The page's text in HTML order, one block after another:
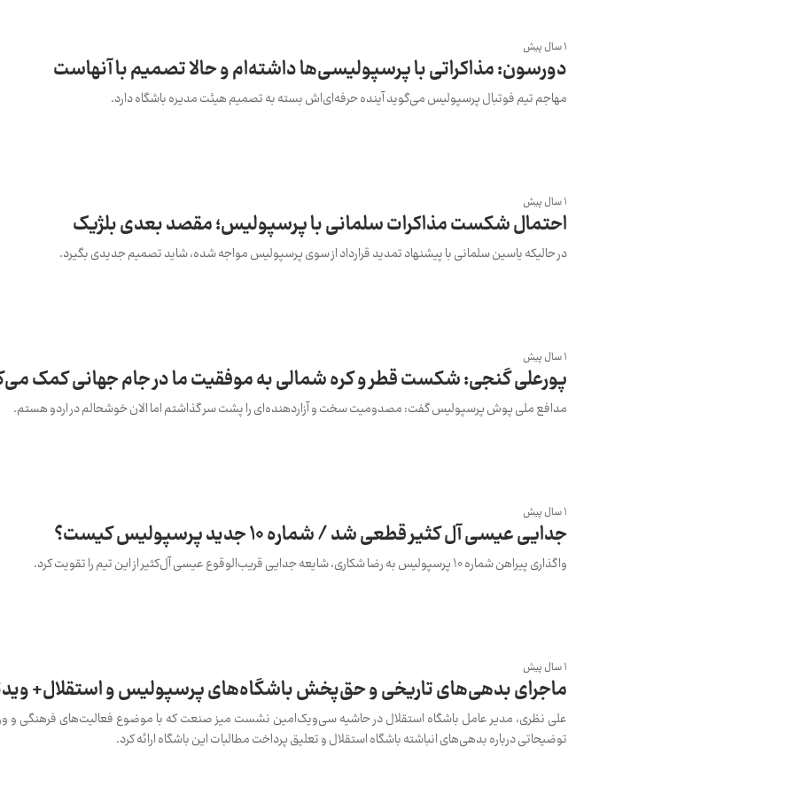
1 سال پیش
دورسون: مذاکراتی با پرسپولیسی‌ها داشته‌ام و حالا تصمیم با آنهاست
مهاجم تیم فوتبال پرسپولیس می‌گوید آینده حرفه‌ای‌اش بسته به تصمیم هیئت مدیره باشگاه دارد.
1 سال پیش
احتمال شکست مذاکرات سلمانی با پرسپولیس؛ مقصد بعدی بلژیک
در حالیکه یاسین سلمانی با پیشنهاد تمدید قرارداد از سوی پرسپولیس مواجه شده، شاید تصمیم جدیدی بگیرد.
1 سال پیش
پورعلی گنجی: شکست قطر و کره شمالی به موفقیت ما در جام جهانی کمک
مدافع ملی پوش پرسپولیس گفت: مصدومیت سخت و آزاردهنده‌ای را پشت سر گذاشتم اما الان خوشحالم در اردو هستم.
1 سال پیش
جدایی عیسی آل کثیر قطعی شد / شماره 10 جدید پرسپولیس کیست؟
واگذاری پیراهن شماره ۱۰ پرسپولیس به رضا شکاری، شایعه جدایی قریب‌الوقوع عیسی آل‌کثیر از این تیم را تقویت کرد.
1 سال پیش
ماجرای بدهی‌های تاریخی و حق‌پخش باشگاه‌های پرسپولیس و استقلال+
علی نظری، مدیر عامل باشگاه استقلال در حاشیه سی‌ویک‌امین نشست میز صنعت که با موضوع فعالیت‌های فرهنگی و
توضیحاتی درباره بدهی‌های انباشته باشگاه استقلال و تعلیق پرداخت مطالبات این باشگاه ارائه کرد.